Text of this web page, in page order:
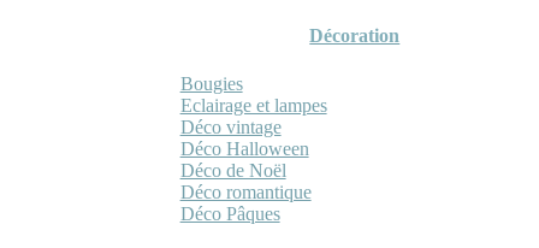
Décoration
Bougies
Eclairage et lampes
Déco vintage
Déco Halloween
Déco de Noël
Déco romantique
Déco Pâques